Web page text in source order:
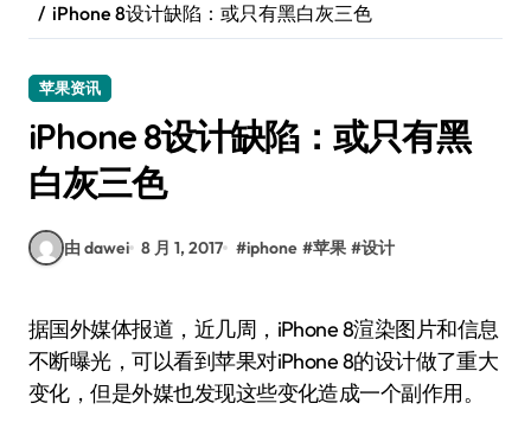
iPhone 8设计缺陷：或只有黑白灰三色
苹果资讯
iPhone 8设计缺陷：或只有黑
白灰三色
由 dawei 8 月 1, 2017 #iphone #苹果 #设计
据国外媒体报道，近几周，iPhone 8渲染图片和信息
不断曝光，可以看到苹果对iPhone 8的设计做了重大
变化，但是外媒也发现这些变化造成一个副作用。